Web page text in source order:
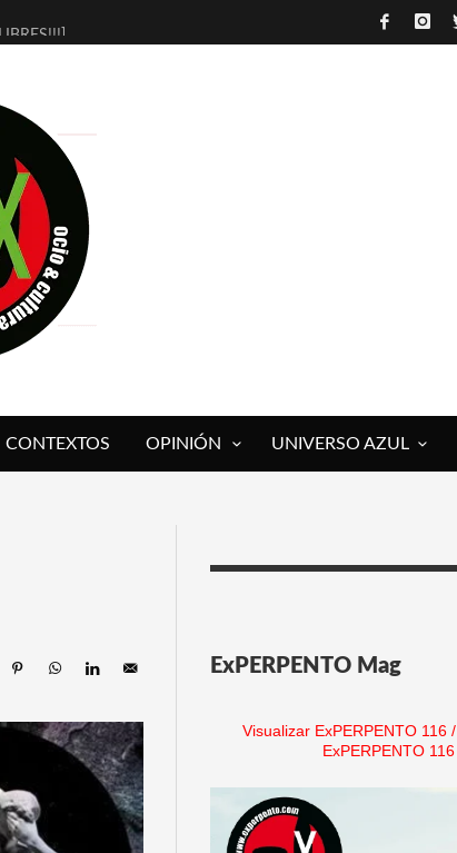
CLAUDIO TOLCACHIR
TOMATAZO
EN EXVITA
SENCILLEZ]
A SERRAT
CONTEXTOS OPINIÓN UNIVERSO AZUL
ExPERPENTO Mag
Visualizar ExPERPENTO 116 /
ExPERPENTO 116